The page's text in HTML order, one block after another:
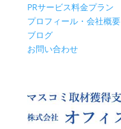
PRサービス料金プラン
プロフィール・会社概要
ブログ
お問い合わせ